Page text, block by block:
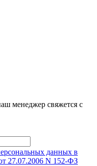
менеджер свяжется с
данных в
27.07.2006 N 152-ФЗ